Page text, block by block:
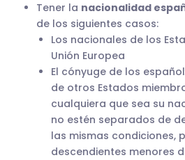
Tener la nacionalidad
de los siguientes casos:
Los nacionales de los
Unión Europea
El cónyuge de los
de otros Estados
cualquiera que sea su
no estén separados de
las mismas condiciones,
descendientes menores